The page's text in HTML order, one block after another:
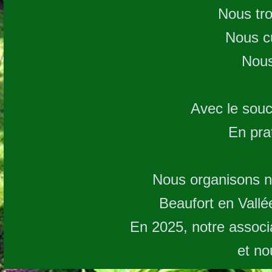
Nous
Nous
Avec le
En
Nous organisons
Beaufort en
En 2025, notre
et